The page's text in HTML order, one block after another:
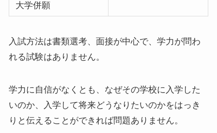
大学併願
入試方法は書類選考、面接が中心で、学力が問わ
れる試験はありません。
学力に自信がなくとも、なぜその学校に入学した
いのか、入学して将来どうなりたいのかをはっき
りと伝えることができれば問題ありません。